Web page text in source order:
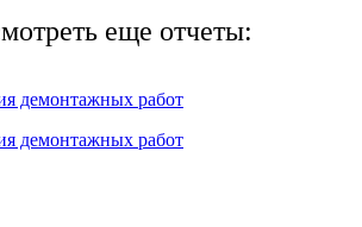
еще отчеты: